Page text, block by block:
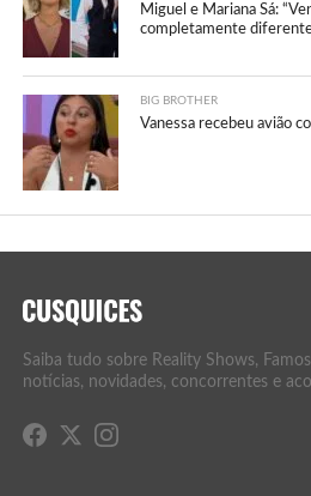
Miguel e Mariana Sá:
completamente
BIG BROTHER
Vanessa recebeu avião
Saiba tudo sobre Reality Shows,
notícias, novidades, concorrentes e